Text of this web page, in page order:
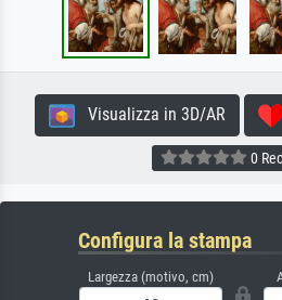
Visualizza in 3D/AR
0
Configura la stampa
Largezza (motivo, cm)